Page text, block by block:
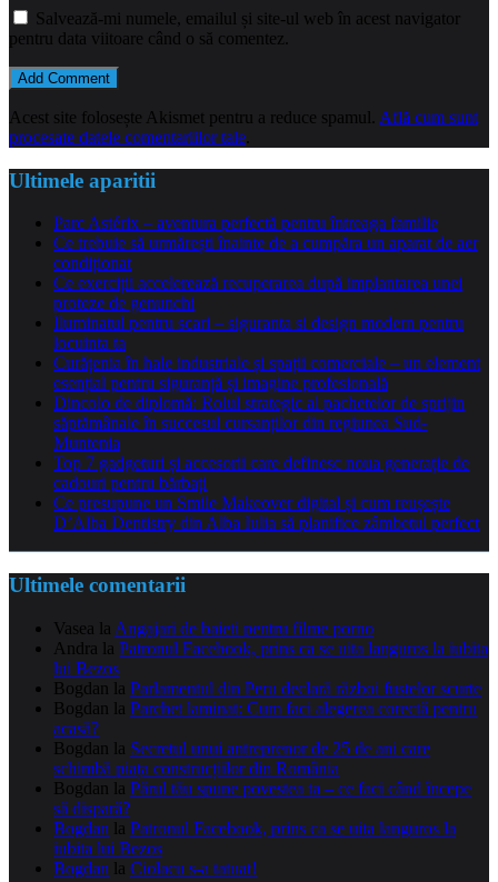
Salvează-mi numele, emailul și site-ul web în acest navigator
pentru data viitoare când o să comentez.
Acest site folosește Akismet pentru a reduce spamul. Află cum sunt
procesate datele comentariilor tale
Ultimele aparitii
Parc Astérix – aventura perfectă pentru întreaga familie
Ce trebuie să urmărești înainte de a cumpăra un aparat de aer
condiționat
Ce exerciții accelerează recuperarea după implantarea unei
proteze de genunchi
Iluminatul pentru scari – siguranta si design modern pentru
locuinta ta
Curățenia în hale industriale și spații comerciale – un element
esențial pentru siguranță și imagine profesională
Dincolo de diplomă: Rolul strategic al pachetelor de sprijin
săptămânale în succesul cursanților din regiunea Sud-
Muntenia
Top 7 gadgeturi și accesorii care definesc noua generație de
cadouri pentru bărbați
Ce presupune un Smile Makeover digital și cum reușește
D’Alba Dentistry din Alba Iulia să planifice zâmbetul perfect
Ultimele comentarii
Vasea la Angajari de baieti pentru filme porno
Andra la Patronul Facebook, prins ca se uita languros la iubita
lui Bezos
Bogdan la Parlamentul din Peru declară război fustelor scurte
Bogdan la Parchet laminat: Cum faci alegerea corectă pentru
acasă?
Bogdan la Secretul unui antreprenor de 25 de ani care
schimbă piața construcțiilor din România
Bogdan la Părul tău spune povestea ta – ce faci când începe
să dispară?
Bogdan la Patronul Facebook, prins ca se uita languros la
iubita lui Bezos
Bogdan la Ciolacu s-a tatuat!